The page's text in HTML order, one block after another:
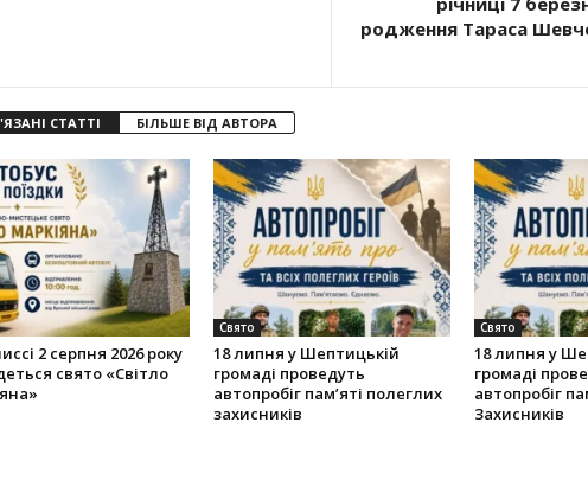
родження Та­раса
СТАТТІ БІЛЬШЕ ВІД АВТОРА
2 серпня 2026 року
свято «Світло
Свято
18 липня у Шептицькій
громаді проведуть
автопробіг пам’яті полеглих
захисників
Свято
18 липня у
громаді
автопробіг
Захисників